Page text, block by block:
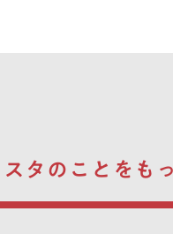
タのことを も